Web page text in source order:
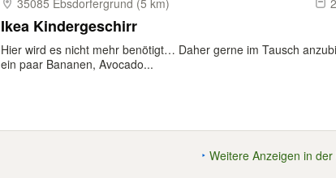
35085 Ebsdorfergrund (5 km)
Ikea Kindergeschirr
Hier wird es nicht mehr benötigt… Daher gerne im Tausch
ein paar Bananen, Avocado...
Weitere Anzeigen in